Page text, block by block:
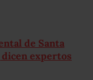
de Santa
expertos